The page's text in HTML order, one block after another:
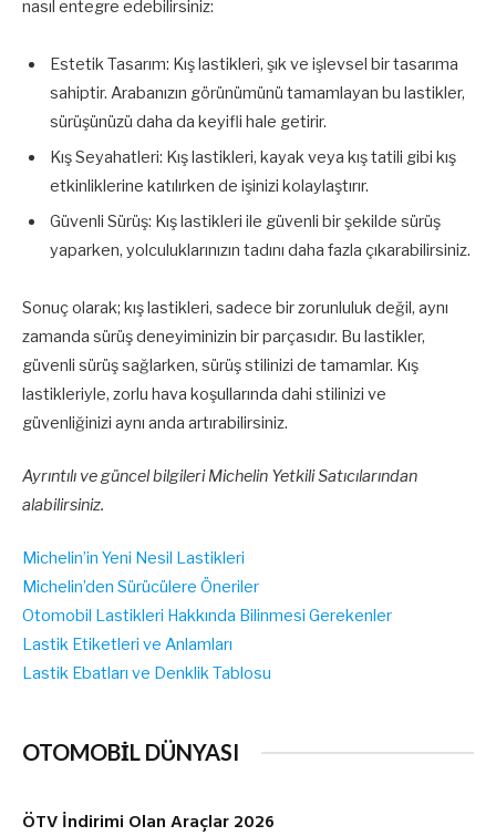
nasıl entegre edebilirsiniz:
Estetik Tasarım: Kış lastikleri, şık ve işlevsel bir tasarıma
sahiptir. Arabanızın görünümünü tamamlayan bu lastikler,
sürüşünüzü daha da keyifli hale getirir.
Kış Seyahatleri: Kış lastikleri, kayak veya kış tatili gibi kış
etkinliklerine katılırken de işinizi kolaylaştırır.
Güvenli Sürüş: Kış lastikleri ile güvenli bir şekilde sürüş
yaparken, yolculuklarınızın tadını daha fazla çıkarabilirsiniz.
Sonuç olarak; kış lastikleri, sadece bir zorunluluk değil, aynı
zamanda sürüş deneyiminizin bir parçasıdır. Bu lastikler,
güvenli sürüş sağlarken, sürüş stilinizi de tamamlar. Kış
lastikleriyle, zorlu hava koşullarında dahi stilinizi ve
güvenliğinizi aynı anda artırabilirsiniz.
Ayrıntılı ve güncel bilgileri Michelin Yetkili Satıcılarından
alabilirsiniz.
Michelin’in Yeni Nesil Lastikleri
Michelin’den Sürücülere Öneriler
Otomobil Lastikleri Hakkında Bilinmesi Gerekenler
Lastik Etiketleri ve Anlamları
Lastik Ebatları ve Denklik Tablosu
OTOMOBİL DÜNYASI
ÖTV İndirimi Olan Araçlar 2026